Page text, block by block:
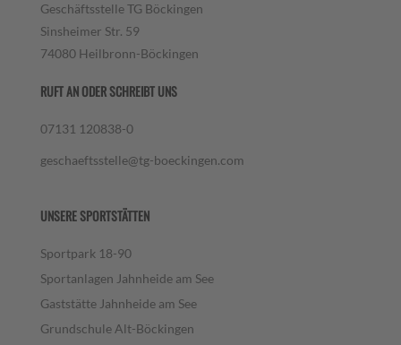
Geschäftsstelle TG Böckingen
Sinsheimer Str. 59
74080 Heilbronn-Böckingen
RUFT AN ODER SCHREIBT UNS
07131 120838-0
geschaeftsstelle@tg-boeckingen.com
UNSERE SPORTSTÄTTEN
Sportpark 18-90
Sportanlagen Jahnheide am See
Gaststätte Jahnheide am See
Grundschule Alt-Böckingen